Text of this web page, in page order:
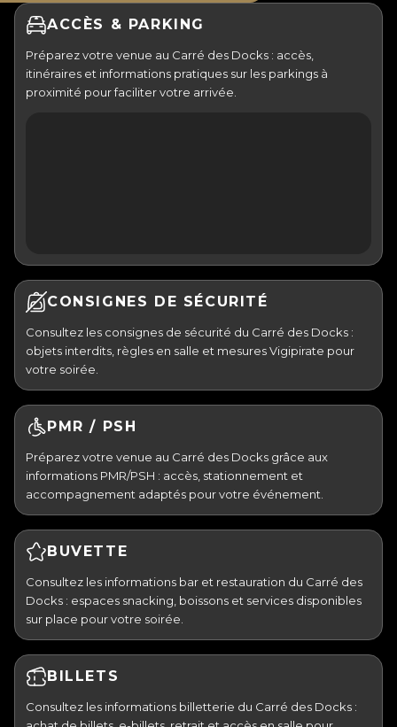
ACCÈS & PARKING
Préparez votre venue au Carré des Docks : accès,
itinéraires et informations pratiques sur les parkings à
proximité pour faciliter votre arrivée.
CONSIGNES DE SÉCURITÉ
Consultez les consignes de sécurité du Carré des Docks :
objets interdits, règles en salle et mesures Vigipirate pour
votre soirée.
PMR / PSH
Préparez votre venue au Carré des Docks grâce aux
informations PMR/PSH : accès, stationnement et
accompagnement adaptés pour votre événement.
BUVETTE
Consultez les informations bar et restauration du Carré des
Docks : espaces snacking, boissons et services disponibles
sur place pour votre soirée.
BILLETS
Consultez les informations billetterie du Carré des Docks :